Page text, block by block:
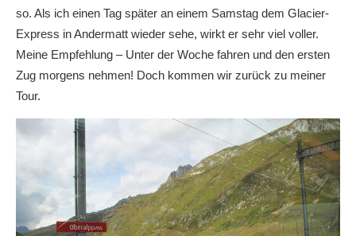
so. Als ich einen Tag später an einem Samstag dem Glacier-
Express in Andermatt wieder sehe, wirkt er sehr viel voller.
Meine Empfehlung – Unter der Woche fahren und den ersten
Zug morgens nehmen! Doch kommen wir zurück zu meiner
Tour.